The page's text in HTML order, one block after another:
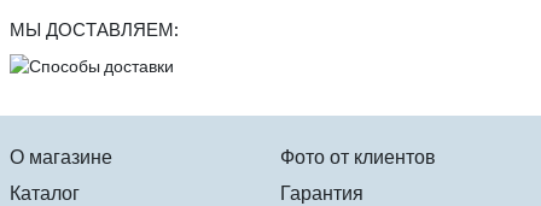
МЫ ДОСТАВЛЯЕМ:
О магазине
Каталог
Фото от клиентов
Гарантия